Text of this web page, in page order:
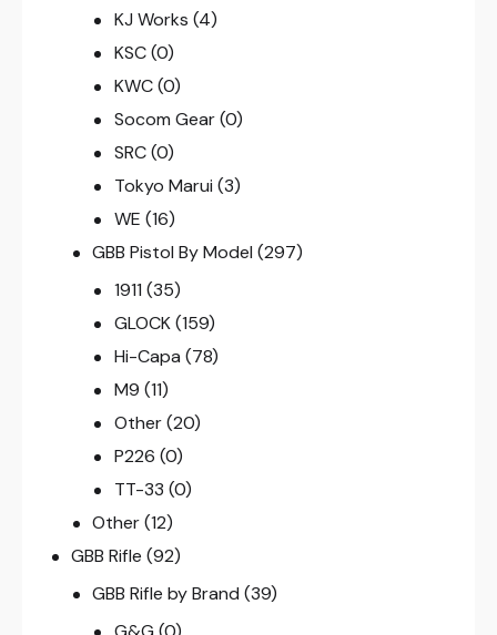
KJ Works (4)
KSC (0)
KWC (0)
Socom Gear (0)
SRC (0)
Tokyo Marui (3)
WE (16)
GBB Pistol By Model (297)
1911 (35)
GLOCK (159)
Hi-Capa (78)
M9 (11)
Other (20)
P226 (0)
TT-33 (0)
Other (12)
GBB Rifle (92)
GBB Rifle by Brand (39)